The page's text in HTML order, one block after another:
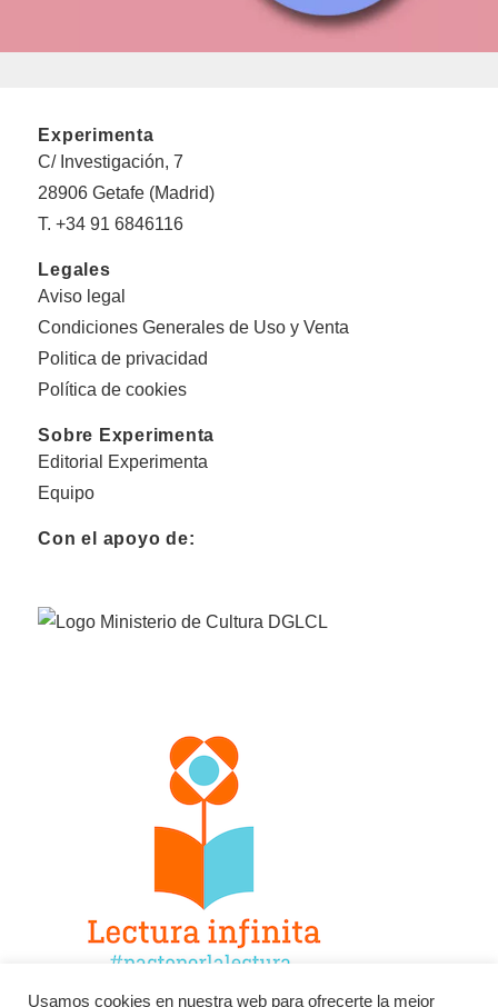
Experimenta
C/ Investigación, 7
28906 Getafe (Madrid)
T. +34 91 6846116
Legales
Aviso legal
Condiciones Generales de Uso y Venta
Politica de privacidad
Política de cookies
Sobre Experimenta
Editorial Experimenta
Equipo
Con el apoyo de:
Usamos cookies en nuestra web para ofrecerte la mejor